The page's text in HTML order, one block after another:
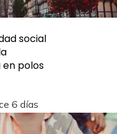
social
polos
6 días